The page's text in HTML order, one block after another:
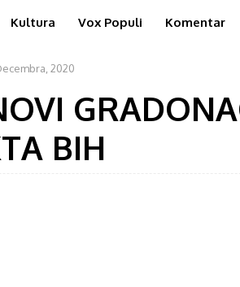
Kultura Vox Populi Komentar
2020
BIH